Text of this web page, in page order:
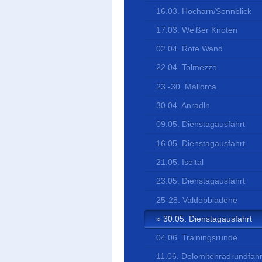
16.03. Hocharn/Sonnblick
17.03. Weißer Knoten
02.04. Rote Wand
22.04. Tolmezzo
23.-30. Mallorca
30.04. Anradln
09.05. Dienstagausfahrt
16.05. Dienstagausfahrt
21.05. Iseltal
23.05. Dienstagausfahrt
25-28. Valdobbiadene
30.05. Dienstagausfahrt
04.06. Trainingsrunde
11.06.